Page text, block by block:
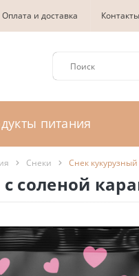
Оплата и доставка Контакты
питания
Снеки Снек
соленой